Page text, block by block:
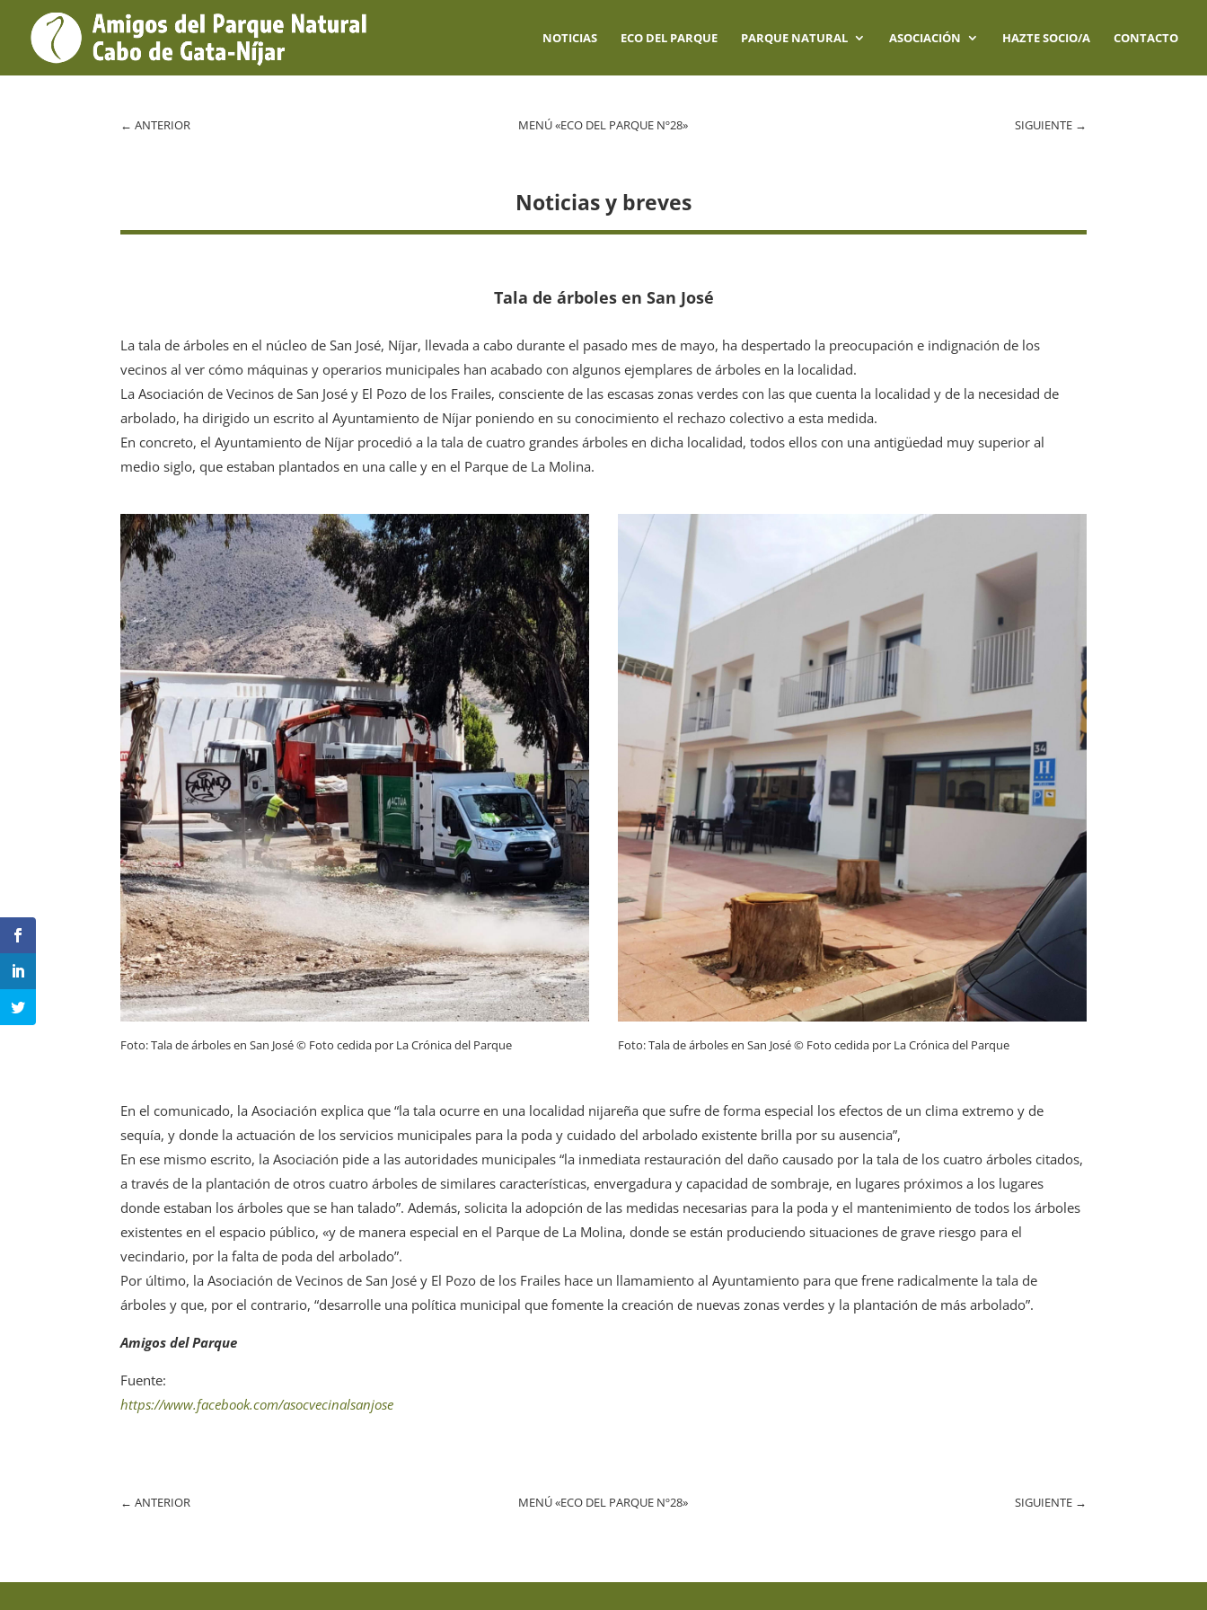
NOTICIAS ECO DEL PARQUE PARQUE NATURAL ASOCIACIÓN HAZTE SOCIO/A CONTACTO
←ANTERIOR MENÚ «ECO DEL PARQUE Nº28» SIGUIENTE →
Noticias y breves
Tala de árboles en San José
La tala de árboles en el núcleo de San José, Níjar, llevada a cabo durante el pasado mes de mayo, ha despertado la preocupación e indignación de los
vecinos al ver cómo máquinas y operarios municipales han acabado con algunos ejemplares de árboles en la localidad.
La Asociación de Vecinos de San José y El Pozo de los Frailes, consciente de las escasas zonas verdes con las que cuenta la localidad y de la necesidad de
arbolado, ha dirigido un escrito al Ayuntamiento de Níjar poniendo en su conocimiento el rechazo colectivo a esta medida.
En concreto, el Ayuntamiento de Níjar procedió a la tala de cuatro grandes árboles en dicha localidad, todos ellos con una antigüedad muy superior al
medio siglo, que estaban plantados en una calle y en el Parque de La Molina.
Foto: Tala de árboles en San José © Foto cedida por La Crónica del Parque Foto: Tala de árboles en San José © Foto cedida por La Crónica del Parque
En el comunicado, la Asociación explica que “la tala ocurre en una localidad nijareña que sufre de forma especial los efectos de un clima extremo y de
sequía, y donde la actuación de los servicios municipales para la poda y cuidado del arbolado existente brilla por su ausencia”,
En ese mismo escrito, la Asociación pide a las autoridades municipales “la inmediata restauración del daño causado por la tala de los cuatro árboles citados,
a través de la plantación de otros cuatro árboles de similares características, envergadura y capacidad de sombraje, en lugares próximos a los lugares
donde estaban los árboles que se han talado”. Además, solicita la adopción de las medidas necesarias para la poda y el mantenimiento de todos los árboles
existentes en el espacio público, «y de manera especial en el Parque de La Molina, donde se están produciendo situaciones de grave riesgo para el
vecindario, por la falta de poda del arbolado”.
Por último, la Asociación de Vecinos de San José y El Pozo de los Frailes hace un llamamiento al Ayuntamiento para que frene radicalmente la tala de
árboles y que, por el contrario, “desarrolle una política municipal que fomente la creación de nuevas zonas verdes y la plantación de más arbolado”.
Amigos del Parque
Fuente:
https://www.facebook.com/asocvecinalsanjose
←ANTERIOR MENÚ «ECO DEL PARQUE Nº28» SIGUIENTE →